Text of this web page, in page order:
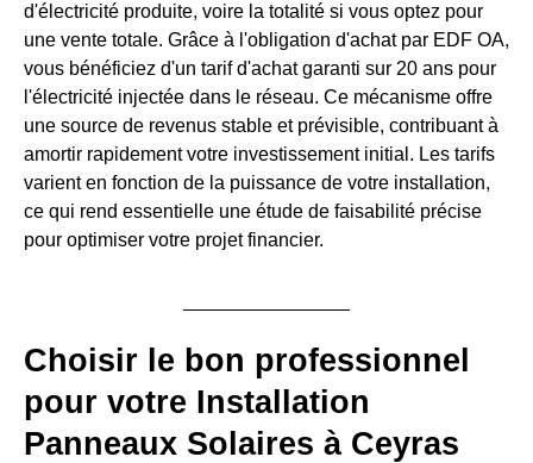
d'électricité produite, voire la totalité si vous optez pour
une vente totale. Grâce à l'obligation d'achat par EDF OA,
vous bénéficiez d'un tarif d'achat garanti sur 20 ans pour
l'électricité injectée dans le réseau. Ce mécanisme offre
une source de revenus stable et prévisible, contribuant à
amortir rapidement votre investissement initial. Les tarifs
varient en fonction de la puissance de votre installation,
ce qui rend essentielle une étude de faisabilité précise
pour optimiser votre projet financier.
Choisir le bon professionnel
pour votre Installation
Panneaux Solaires à Ceyras